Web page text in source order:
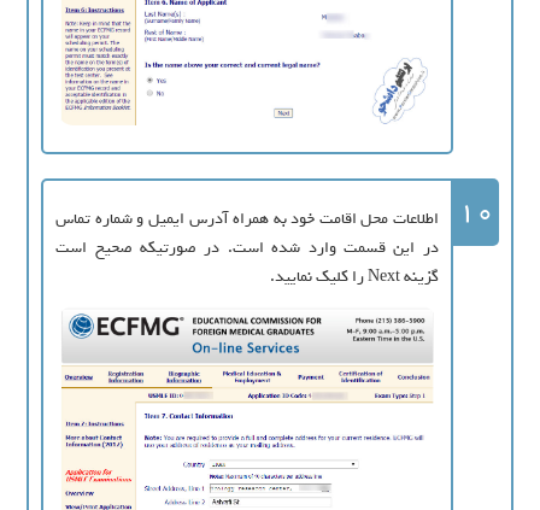
10
اطلاعات محل اقامت خود به همراه آدرس ایمیل و شماره تماس
در این قسمت وارد شده است. در صورتیکه صحیح است
گزینه Next را کلیک نمایید.